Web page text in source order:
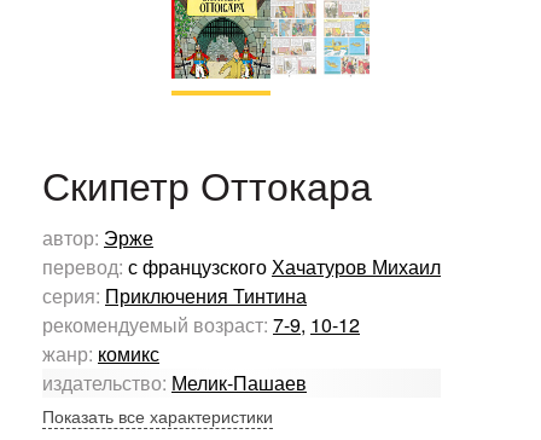
Скипетр Оттокара
автор: Эрже
перевод: с французскогоХачатуров Михаил
серия: Приключения Тинтина
рекомендуемый возраст: 7-9, 10-12
жанр: комикс
издательство: Мелик-Пашаев
Показать все характеристики